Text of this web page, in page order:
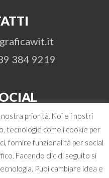
384 9219
| WIT Grafica &
priorità. Noi e i nostri
tecnologie come i cookie per
fornire funzionalità per social
Facendo clic di seguito si
Puoi cambiare idea e